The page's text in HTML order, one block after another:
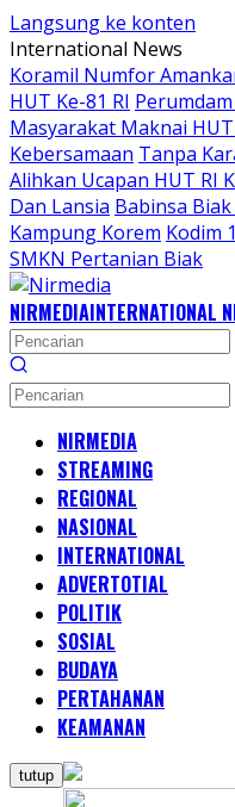
Langsung ke konten
International News
Koramil Numfor
HUT Ke-81 RI
Masyarakat Maknai
Kebersamaan Tanpa
Alihkan Ucapan HUT RI
Dan Lansia Babinsa
Kampung Korem Kodim
SMKN Pertanian Biak
NIRMEDIAINTERNATIONAL
NIRMEDIA
STREAMING
REGIONAL
NASIONAL
INTERNATIONAL
ADVERTOTIAL
POLITIK
SOSIAL
BUDAYA
PERTAHANAN
KEAMANAN
tutup